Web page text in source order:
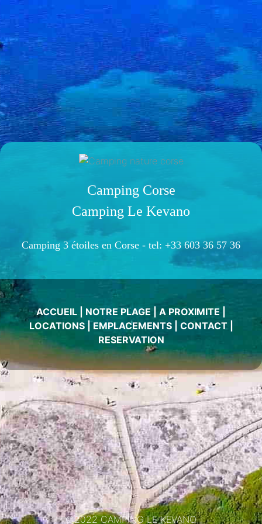
Camping Corse
Camping Le Kevano
Camping 3 étoiles en Corse - tel: +33 603 36 57 36
ACCUEIL NOTRE PLAGE A PROXIMITE
LOCATIONS|EMPLACEMENTS| CONTACT|
RESERVATION
©2022 CAMPING LE KEVANO